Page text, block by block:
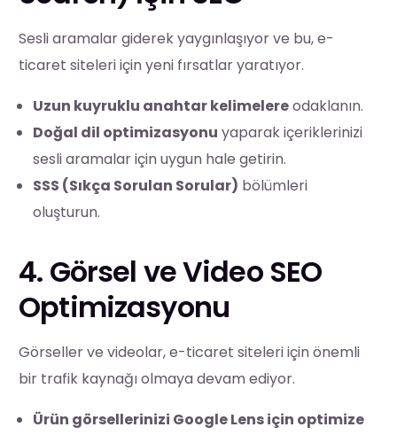
Sesli aramalar giderek yaygınlaşıyor ve bu, e-
ticaret siteleri için yeni fırsatlar yaratıyor.
Uzun kuyruklu anahtar kelimelereodaklanın.
Doğal dil optimizasyonu yaparak içeriklerinizi
sesli aramalar için uygun hale getirin.
SSS (Sıkça Sorulan Sorular) bölümleri
oluşturun.
4. Görsel ve Video SEO
Optimizasyonu
Görseller ve videolar, e-ticaret siteleri için önemli
bir trafik kaynağı olmaya devam ediyor.
Ürün görsellerinizi Google Lens için optimize